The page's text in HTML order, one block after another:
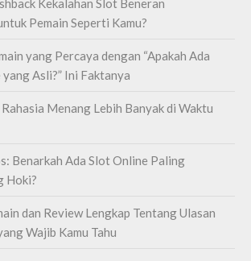
Kekalahan Slot Beneran
Pemain Seperti Kamu?
yang Percaya dengan “Apakah Ada
Asli?” Ini Faktanya
Menang Lebih Banyak di Waktu
Benarkah Ada Slot Online Paling
Hoki?
dan Review Lengkap Tentang Ulasan
Wajib Kamu Tahu